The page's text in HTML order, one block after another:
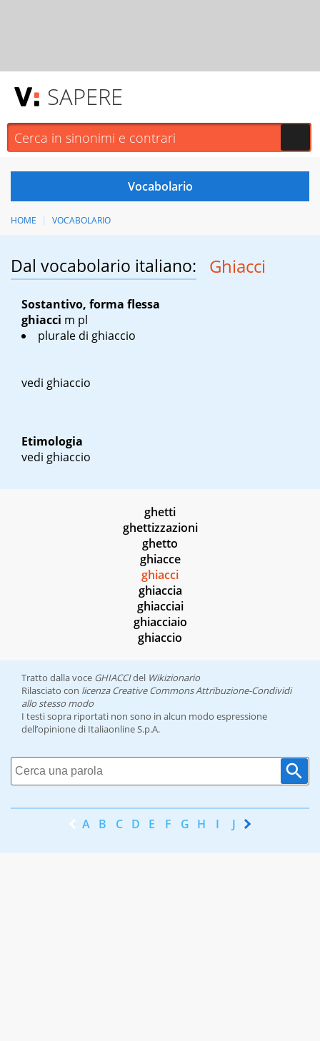
SAPERE
HOME VOCABOLARIO
Dal vocabolario italiano: Ghiacci
Sostantivo, forma flessa
ghiacci m pl
plurale di ghiaccio
vedi ghiaccio
Etimologia
vedi ghiaccio
ghetti
ghettizzazioni
ghetto
ghiacce
ghiacci
ghiaccia
ghiacciai
ghiacciaio
ghiaccio
Tratto dalla voce GHIACCIdel Wikizionario
Rilasciato con licenza Creative Commons Attribuzione-Condividi
allo stesso modo
I testi sopra riportati non sono in alcun modo espressione
dell’opinione di Italiaonline S.p.A.
A B C D E F G H I J K